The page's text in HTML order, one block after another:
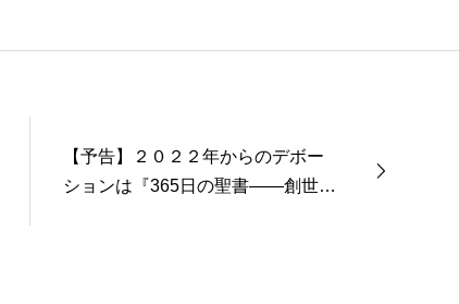
入門』、『世界一ゆるい聖書教室』（「ふざけ担当」LEONとの
著<a href="https://amzn.to/376F9aC">『ふっと心がラクにな
大和書房）</a>２０２２年３月１５日発売。
【予告】２０２２年からのデボー
ションは『365日の聖書――創世記